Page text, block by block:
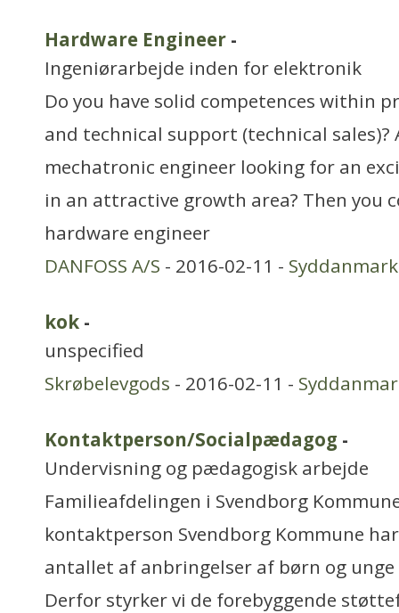
Hardware Engineer -
Ingeniørarbejde inden for elektronik
Do you have solid competences within
and technical support (technical sales)?
mechatronic engineer looking for an
in an attractive growth area? Then you
hardware engineer
DANFOSS A/S - 2016-02-11 - Syddanmark
kok -
unspecified
Skrøbelevgods - 2016-02-11 -
Kontaktperson/Socialpædagog -
Undervisning og pædagogisk arbejde
Familieafdelingen i Svendborg
kontaktperson Svendborg Kommune
antallet af anbringelser af børn og
Derfor styrker vi de forebyggende